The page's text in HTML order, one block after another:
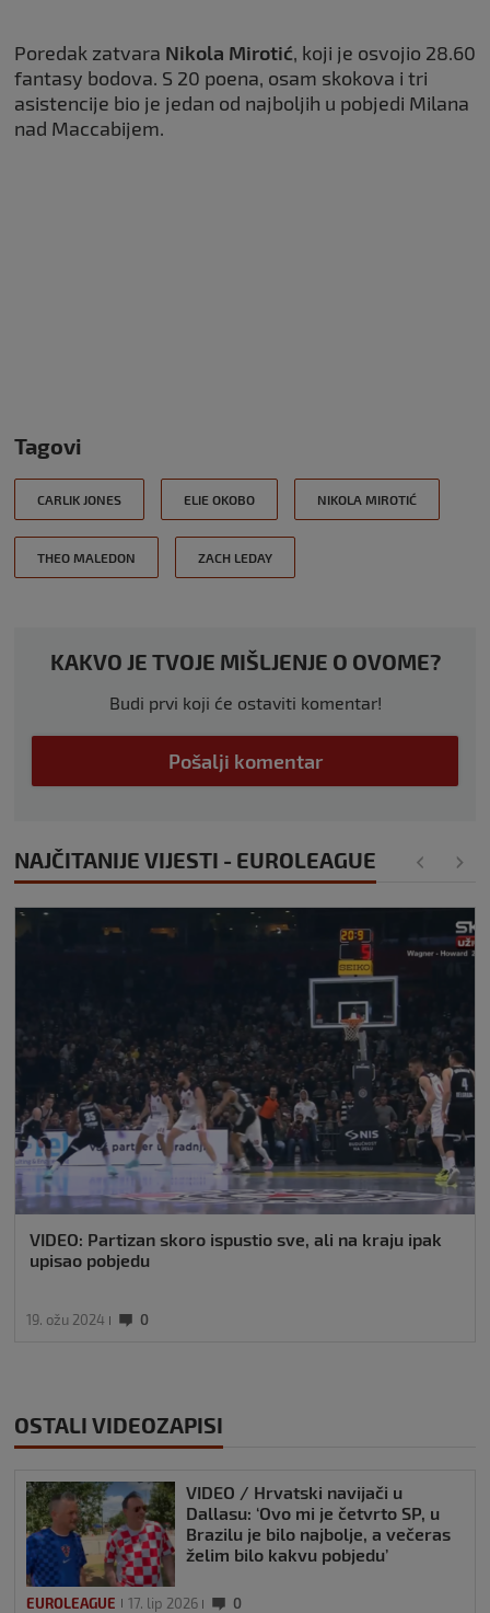
Poredak zatvara Nikola Mirotić, koji je osvojio 28.60
fantasy bodova. S 20 poena, osam skokova i tri
asistencije bio je jedan od najboljih u pobjedi Milana
nad Maccabijem.
Tagovi
CARLIK JONES ELIE OKOBO NIKOLA MIROTIĆ
THEO MALEDON ZACH LEDAY
KAKVO JE TVOJE MIŠLJENJE O OVOME?
Budi prvi koji će ostaviti komentar!
Pošalji komentar
NAJČITANIJE VIJESTI - EUROLEAGUE
VIDEO: Partizan skoro ispustio sve, ali na kraju ipak
upisao pobjedu
19. ožu 2024 0
OSTALI VIDEOZAPISI
VIDEO / Hrvatski navijači u
Dallasu: ‘Ovo mi je četvrto SP, u
Brazilu je bilo najbolje, a večeras
želim bilo kakvu pobjedu’
EUROLEAGUE 17. lip 2026 0